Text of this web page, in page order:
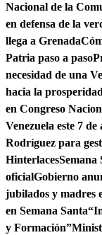
Nacional de la
en defensa de la
llega a Grenada
Patria paso a paso
necesidad de una
hacia la
en Congreso
Venezuela este 7
Rodríguez para
HinterlacesSemana
oficialGobierno
jubilados y madres
en Semana Santa
y Formación”